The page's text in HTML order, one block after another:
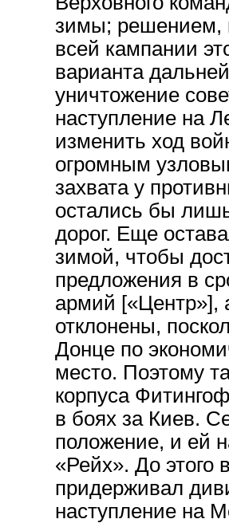
зимы; решением,
всей кампании
варианта
уничтожение
наступление на
изменить ход
огромным
захвата у
остались бы
дорог. Еще
зимой, чтобы
предложения в
армий [«Центр»],
отклонены,
Донце по
место. Поэтому
корпуса
в боях за Киев.
положение, и ей
«Рейх». До
придерживал
наступление на